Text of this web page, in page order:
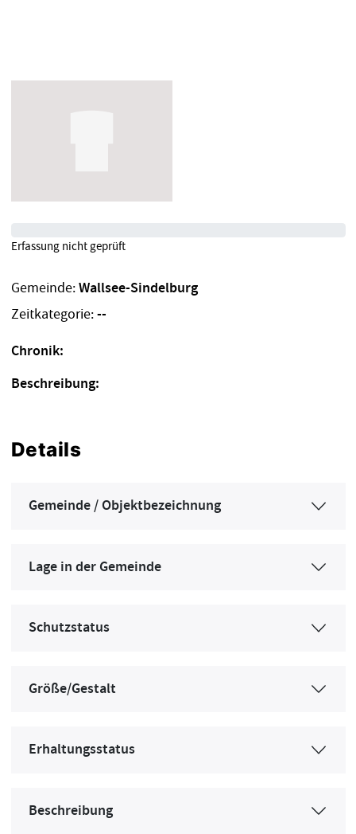
Gemeinde:Wallsee-Sindelburg
Zeitkategorie:--
Chronik:
Beschreibung:
Details
Gemeinde / Objektbezeichnung
Lage in der Gemeinde
Schutzstatus
Größe/Gestalt
Erhaltungsstatus
Beschreibung
Erfassung nicht geprüft